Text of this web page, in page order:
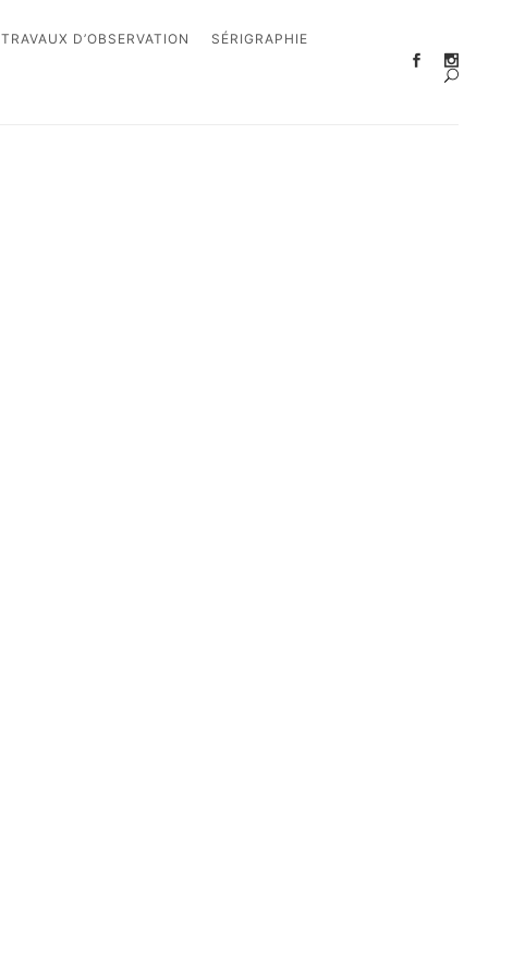
TRAVAUX D’OBSERVATION SÉRIGRAPHIE